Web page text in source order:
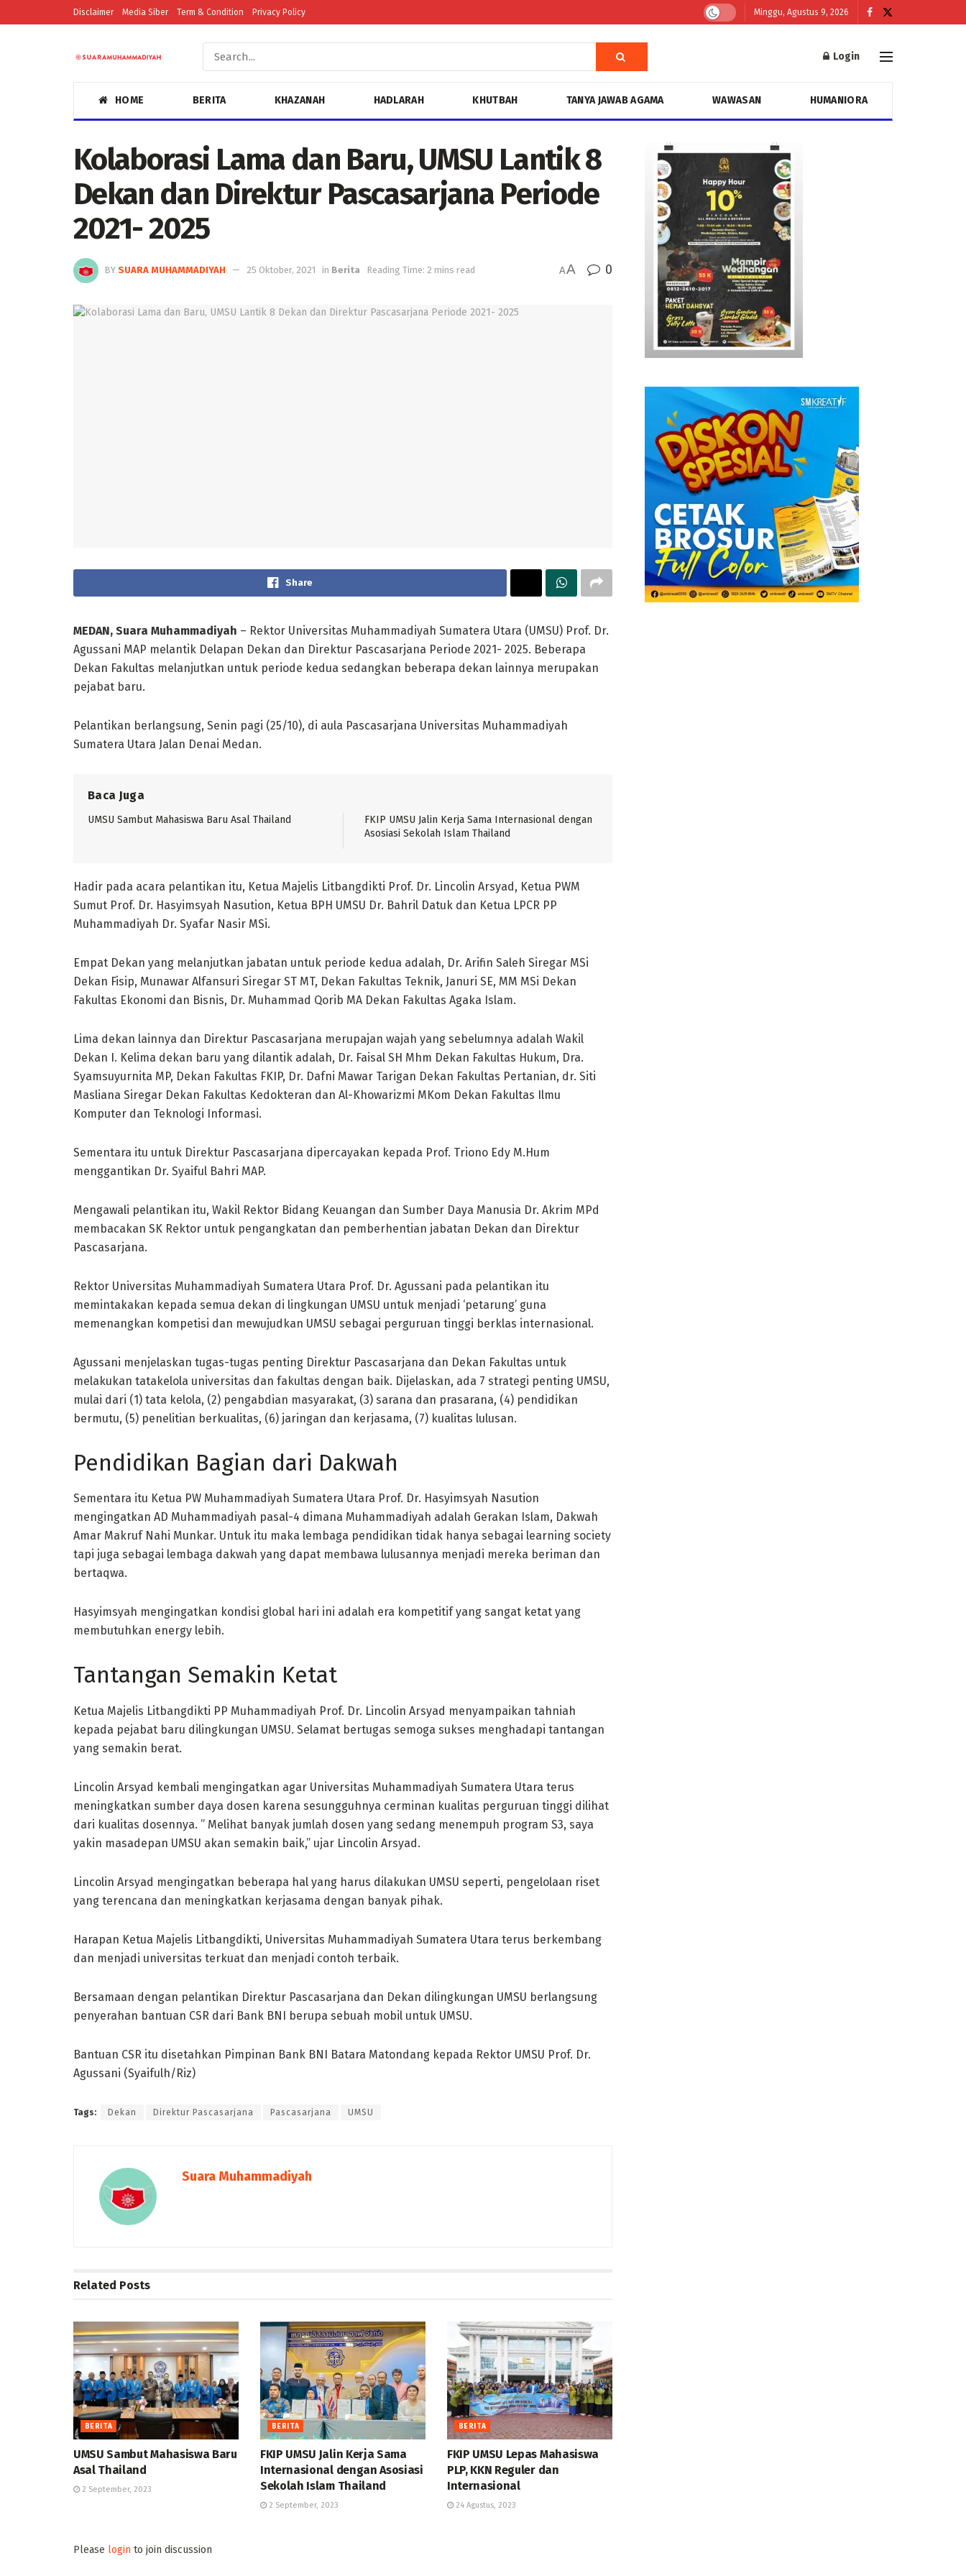
Disclaimer Media Siber Term & Condition Privacy Policy Minggu, Agustus 9, 2026
Login
HOME BERITA KHAZANAH HADLARAH KHUTBAH TANYA JAWAB AGAMA WAWASAN HUMANIORA
Kolaborasi Lama dan Baru, UMSU Lantik 8
Dekan dan Direktur Pascasarjana Periode
2021- 2025
BY SUARA MUHAMMADIYAH 25 Oktober, 2021 in Berita Reading Time: 2 mins read AA 0
Share
MEDAN, Suara Muhammadiyah – Rektor Universitas Muhammadiyah Sumatera Utara (UMSU) Prof. Dr.
Agussani MAP melantik Delapan Dekan dan Direktur Pascasarjana Periode 2021- 2025. Beberapa
Dekan Fakultas melanjutkan untuk periode kedua sedangkan beberapa dekan lainnya merupakan
pejabat baru.
Pelantikan berlangsung, Senin pagi (25/10), di aula Pascasarjana Universitas Muhammadiyah
Sumatera Utara Jalan Denai Medan.
Baca Juga
UMSU Sambut Mahasiswa Baru Asal Thailand
FKIP UMSU Jalin Kerja Sama Internasional dengan
Asosiasi Sekolah Islam Thailand
Hadir pada acara pelantikan itu, Ketua Majelis Litbangdikti Prof. Dr. Lincolin Arsyad, Ketua PWM
Sumut Prof. Dr. Hasyimsyah Nasution, Ketua BPH UMSU Dr. Bahril Datuk dan Ketua LPCR PP
Muhammadiyah Dr. Syafar Nasir MSi.
Empat Dekan yang melanjutkan jabatan untuk periode kedua adalah, Dr. Arifin Saleh Siregar MSi
Dekan Fisip, Munawar Alfansuri Siregar ST MT, Dekan Fakultas Teknik, Januri SE, MM MSi Dekan
Fakultas Ekonomi dan Bisnis, Dr. Muhammad Qorib MA Dekan Fakultas Agaka Islam.
Lima dekan lainnya dan Direktur Pascasarjana merupajan wajah yang sebelumnya adalah Wakil
Dekan I. Kelima dekan baru yang dilantik adalah, Dr. Faisal SH Mhm Dekan Fakultas Hukum, Dra.
Syamsuyurnita MP, Dekan Fakultas FKIP, Dr. Dafni Mawar Tarigan Dekan Fakultas Pertanian, dr. Siti
Masliana Siregar Dekan Fakultas Kedokteran dan Al-Khowarizmi MKom Dekan Fakultas Ilmu
Komputer dan Teknologi Informasi.
Sementara itu untuk Direktur Pascasarjana dipercayakan kepada Prof. Triono Edy M.Hum
menggantikan Dr. Syaiful Bahri MAP.
Mengawali pelantikan itu, Wakil Rektor Bidang Keuangan dan Sumber Daya Manusia Dr. Akrim MPd
membacakan SK Rektor untuk pengangkatan dan pemberhentian jabatan Dekan dan Direktur
Pascasarjana.
Rektor Universitas Muhammadiyah Sumatera Utara Prof. Dr. Agussani pada pelantikan itu
memintakakan kepada semua dekan di lingkungan UMSU untuk menjadi ‘petarung’ guna
memenangkan kompetisi dan mewujudkan UMSU sebagai perguruan tinggi berklas internasional.
Agussani menjelaskan tugas-tugas penting Direktur Pascasarjana dan Dekan Fakultas untuk
melakukan tatakelola universitas dan fakultas dengan baik. Dijelaskan, ada 7 strategi penting UMSU,
mulai dari (1) tata kelola, (2) pengabdian masyarakat, (3) sarana dan prasarana, (4) pendidikan
bermutu, (5) penelitian berkualitas, (6) jaringan dan kerjasama, (7) kualitas lulusan.
Pendidikan Bagian dari Dakwah
Sementara itu Ketua PW Muhammadiyah Sumatera Utara Prof. Dr. Hasyimsyah Nasution
mengingatkan AD Muhammadiyah pasal-4 dimana Muhammadiyah adalah Gerakan Islam, Dakwah
Amar Makruf Nahi Munkar. Untuk itu maka lembaga pendidikan tidak hanya sebagai learning society
tapi juga sebagai lembaga dakwah yang dapat membawa lulusannya menjadi mereka beriman dan
bertaqwa.
Hasyimsyah mengingatkan kondisi global hari ini adalah era kompetitif yang sangat ketat yang
membutuhkan energy lebih.
Tantangan Semakin Ketat
Ketua Majelis Litbangdikti PP Muhammadiyah Prof. Dr. Lincolin Arsyad menyampaikan tahniah
kepada pejabat baru dilingkungan UMSU. Selamat bertugas semoga sukses menghadapi tantangan
yang semakin berat.
Lincolin Arsyad kembali mengingatkan agar Universitas Muhammadiyah Sumatera Utara terus
meningkatkan sumber daya dosen karena sesungguhnya cerminan kualitas perguruan tinggi dilihat
dari kualitas dosennya. ” Melihat banyak jumlah dosen yang sedang menempuh program S3, saya
yakin masadepan UMSU akan semakin baik,” ujar Lincolin Arsyad.
Lincolin Arsyad mengingatkan beberapa hal yang harus dilakukan UMSU seperti, pengelolaan riset
yang terencana dan meningkatkan kerjasama dengan banyak pihak.
Harapan Ketua Majelis Litbangdikti, Universitas Muhammadiyah Sumatera Utara terus berkembang
dan menjadi universitas terkuat dan menjadi contoh terbaik.
Bersamaan dengan pelantikan Direktur Pascasarjana dan Dekan dilingkungan UMSU berlangsung
penyerahan bantuan CSR dari Bank BNI berupa sebuah mobil untuk UMSU.
Bantuan CSR itu disetahkan Pimpinan Bank BNI Batara Matondang kepada Rektor UMSU Prof. Dr.
Agussani (Syaifulh/Riz)
Tags: Dekan Direktur Pascasarjana Pascasarjana UMSU
Suara Muhammadiyah
Related Posts
BERITA
UMSU Sambut Mahasiswa Baru
Asal Thailand
2 September, 2023
BERITA
FKIP UMSU Jalin Kerja Sama
Internasional dengan Asosiasi
Sekolah Islam Thailand
2 September, 2023
BERITA
FKIP UMSU Lepas Mahasiswa
PLP, KKN Reguler dan
Internasional
24 Agustus, 2023
Please login to join discussion